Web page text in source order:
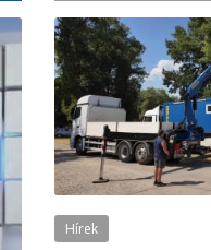
Hírek